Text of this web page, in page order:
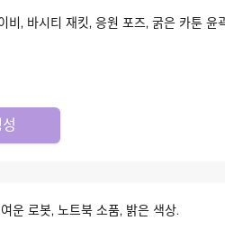
비, 바시티 재킷, 응원 포즈, 굵은 카툰 윤
운 로봇, 노트북 소품, 밝은 색상.